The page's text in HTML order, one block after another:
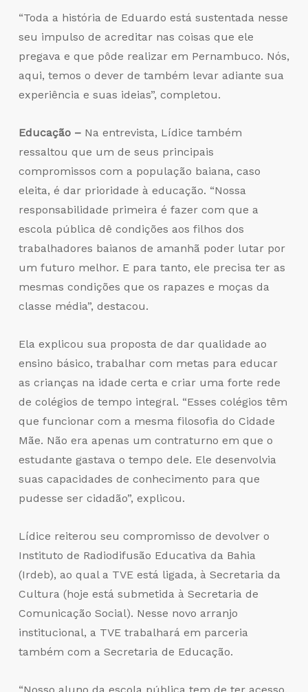
“Toda a história de Eduardo está sustentada nesse
seu impulso de acreditar nas coisas que ele
pregava e que pôde realizar em Pernambuco. Nós,
aqui, temos o dever de também levar adiante sua
experiência e suas ideias”, completou.
Educação –Na entrevista, Lídice também
ressaltou que um de seus principais
compromissos com a população baiana, caso
eleita, é dar prioridade à educação. “Nossa
responsabilidade primeira é fazer com que a
escola pública dê condições aos filhos dos
trabalhadores baianos de amanhã poder lutar por
um futuro melhor. E para tanto, ele precisa ter as
mesmas condições que os rapazes e moças da
classe média”, destacou.
Ela explicou sua proposta de dar qualidade ao
ensino básico, trabalhar com metas para educar
as crianças na idade certa e criar uma forte rede
de colégios de tempo integral. “Esses colégios têm
que funcionar com a mesma filosofia do Cidade
Mãe. Não era apenas um contraturno em que o
estudante gastava o tempo dele. Ele desenvolvia
suas capacidades de conhecimento para que
pudesse ser cidadão”, explicou.
Lídice reiterou seu compromisso de devolver o
Instituto de Radiodifusão Educativa da Bahia
(Irdeb), ao qual a TVE está ligada, à Secretaria da
Cultura (hoje está submetida à Secretaria de
Comunicação Social). Nesse novo arranjo
institucional, a TVE trabalhará em parceria
também com a Secretaria de Educação.